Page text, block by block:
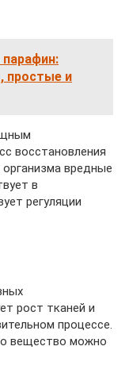
парафин:
простые и
восстановления
вредные
в
регуляции
рост тканей и
процессе.
вещество можно